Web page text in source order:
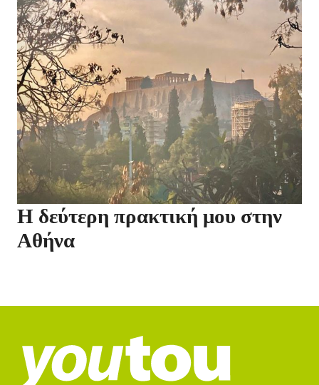
Η δεύτερη πρακτική μου στην
Αθήνα